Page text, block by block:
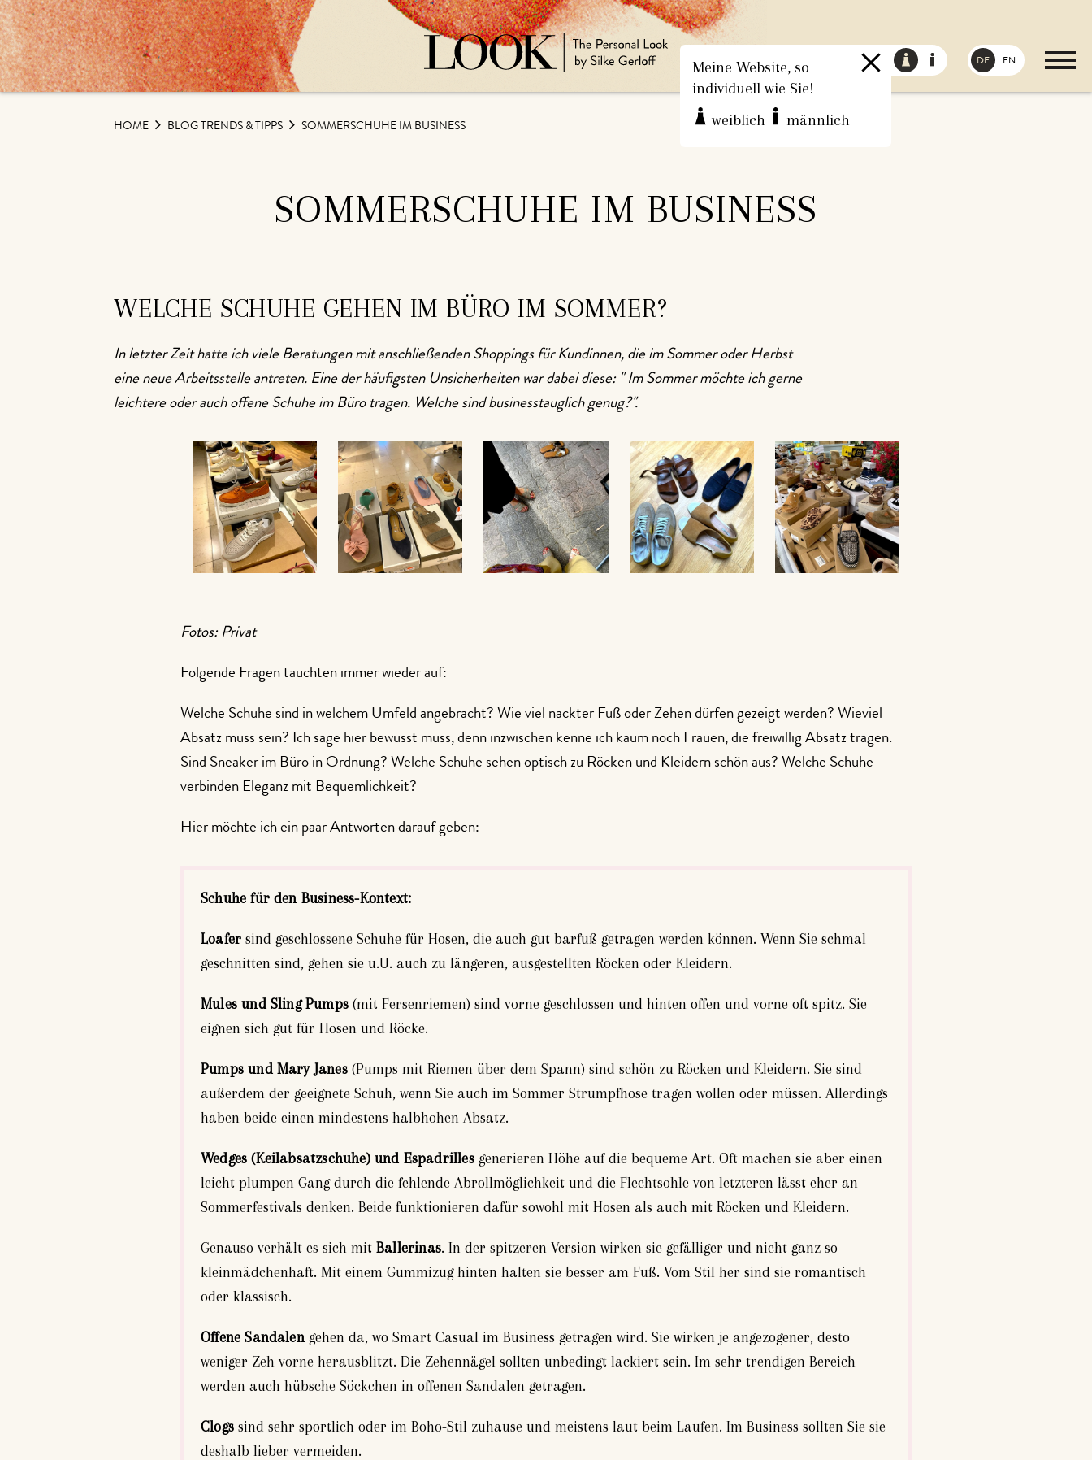
DE EN
Meine Website, so
individuell wie Sie!
weiblich
männlich
HOME BLOG TRENDS & TIPPS SOMMERSCHUHE IM BUSINESS
SOMMERSCHUHE IM BUSINESS
WELCHE SCHUHE GEHEN IM BÜRO IM SOMMER?
In letzter Zeit hatte ich viele Beratungen mit anschließenden Shoppings für Kundinnen, die im Sommer oder Herbst
eine neue Arbeitsstelle antreten. Eine der häufigsten Unsicherheiten war dabei diese: " Im Sommer möchte ich gerne
leichtere oder auch offene Schuhe im Büro tragen. Welche sind businesstauglich genug?".
Fotos: Privat
Folgende Fragen tauchten immer wieder auf:
Welche Schuhe sind in welchem Umfeld angebracht? Wie viel nackter Fuß oder Zehen dürfen gezeigt werden? Wieviel
Absatz muss sein? Ich sage hier bewusst muss, denn inzwischen kenne ich kaum noch Frauen, die freiwillig Absatz tragen.
Sind Sneaker im Büro in Ordnung? Welche Schuhe sehen optisch zu Röcken und Kleidern schön aus? Welche Schuhe
verbinden Eleganz mit Bequemlichkeit?
Hier möchte ich ein paar Antworten darauf geben:
Schuhe für den Business-Kontext:
Loafer sind geschlossene Schuhe für Hosen, die auch gut barfuß getragen werden können. Wenn Sie schmal
geschnitten sind, gehen sie u.U. auch zu längeren, ausgestellten Röcken oder Kleidern.
Mules und Sling Pumps (mit Fersenriemen) sind vorne geschlossen und hinten offen und vorne oft spitz. Sie
eignen sich gut für Hosen und Röcke.
Pumps und Mary Janes(Pumps mit Riemen über dem Spann) sind schön zu Röcken und Kleidern. Sie sind
außerdem der geeignete Schuh, wenn Sie auch im Sommer Strumpfhose tragen wollen oder müssen. Allerdings
haben beide einen mindestens halbhohen Absatz.
Wedges (Keilabsatzschuhe) und Espadrillesgenerieren Höhe auf die bequeme Art. Oft machen sie aber einen
leicht plumpen Gang durch die fehlende Abrollmöglichkeit und die Flechtsohle von letzteren lässt eher an
Sommerfestivals denken. Beide funktionieren dafür sowohl mit Hosen als auch mit Röcken und Kleidern.
Genauso verhält es sich mit Ballerinas. In der spitzeren Version wirken sie gefälliger und nicht ganz so
kleinmädchenhaft. Mit einem Gummizug hinten halten sie besser am Fuß. Vom Stil her sind sie romantisch
oder klassisch.
Offene Sandalengehen da, wo Smart Casual im Business getragen wird. Sie wirken je angezogener, desto
weniger Zeh vorne herausblitzt. Die Zehennägel sollten unbedingt lackiert sein. Im sehr trendigen Bereich
werden auch hübsche Söckchen in offenen Sandalen getragen.
Clogssind sehr sportlich oder im Boho-Stil zuhause und meistens laut beim Laufen. Im Business sollten Sie sie
deshalb lieber vermeiden.